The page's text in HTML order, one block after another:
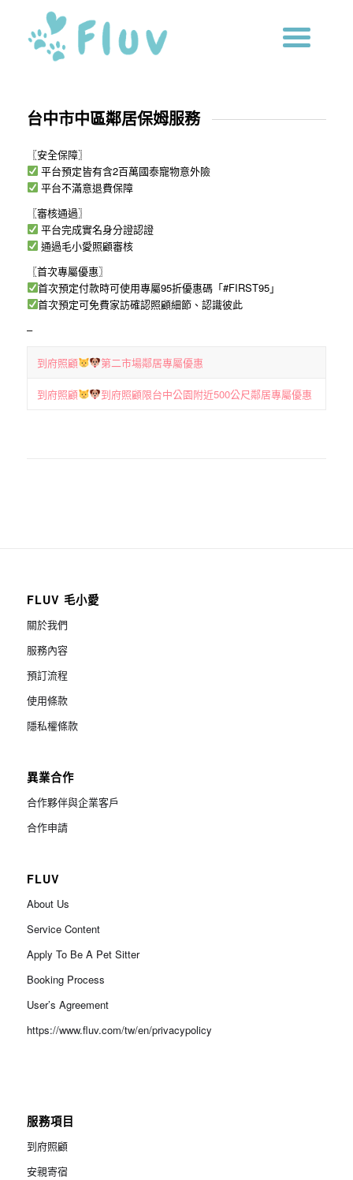
台中市中區鄰居保姆服務
〖安全保障〗
平台預定皆有含2百萬國泰寵物意外險
平台不滿意退費保障
〖審核通過〗
平台完成實名身分證認證
通過毛小愛照顧審核
〖首次專屬優惠〗
首次預定付款時可使用專屬95折優惠碼「#FIRST95」
首次預定可免費家訪確認照顧細節、認識彼此
–
到府照顧 第二市場鄰居專屬優惠
到府照顧 到府照顧限台中公園附近500公尺鄰居專屬優惠
FLUV 毛小愛
關於我們
服務內容
預訂流程
使用條款
隱私權條款
異業合作
合作夥伴與企業客戶
合作申請
FLUV
About Us
Service Content
Apply To Be A Pet Sitter
Booking Process
User’s Agreement
https://www.fluv.com/tw/en/privacypolicy
服務項目
到府照顧
安親寄宿